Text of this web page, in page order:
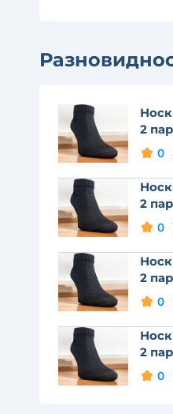
2
0
2
0
2
0
2
0